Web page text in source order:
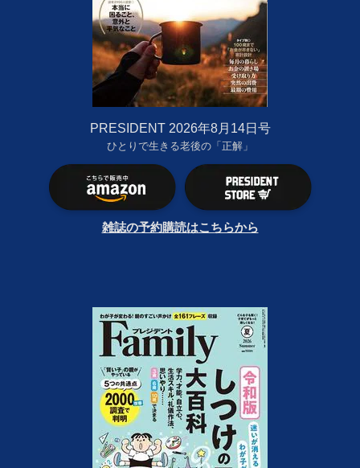
PRESIDENT 2026年8月14日号
ひとりで生きる老後の「正解」
雑誌の予約購読はこちらから